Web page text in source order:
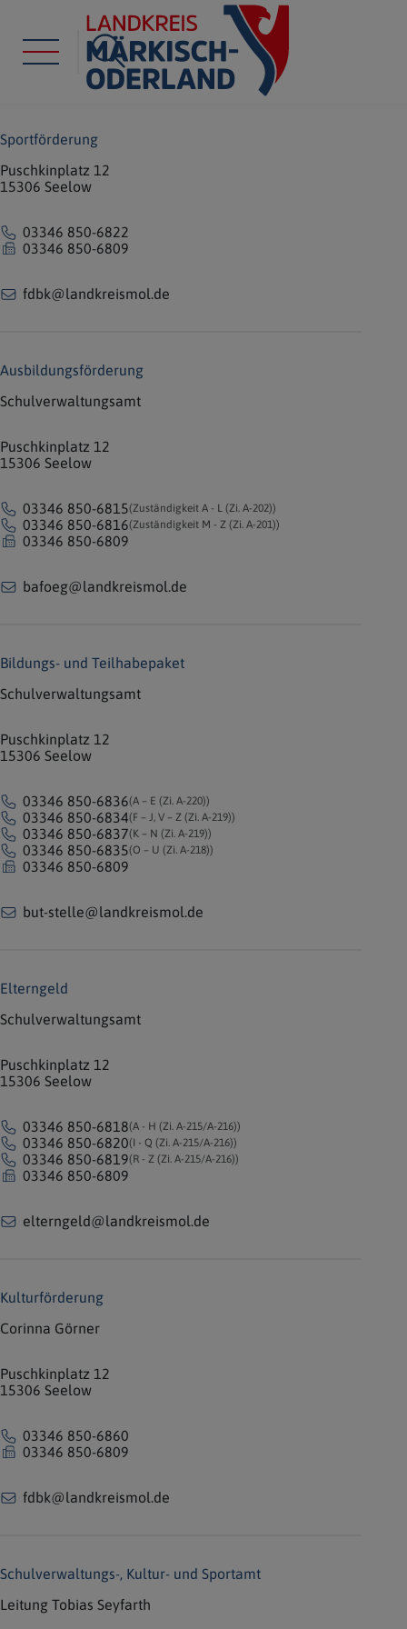
Sportförderung
Puschkinplatz 12
15306 Seelow
03346 850-6822
03346 850-6809
fdbk@landkreismol.de
Ausbildungsförderung
Schulverwaltungsamt
Puschkinplatz 12
15306 Seelow
03346 850-6815(Zuständigkeit A - L (Zi. A-202))
03346 850-6816(Zuständigkeit M - Z (Zi. A-201))
03346 850-6809
bafoeg@landkreismol.de
Bildungs- und Teilhabepaket
Schulverwaltungsamt
Puschkinplatz 12
15306 Seelow
03346 850-6836(A – E (Zi. A-220))
03346 850-6834(F – J, V – Z (Zi. A-219))
03346 850-6837(K – N (Zi. A-219))
03346 850-6835(O – U (Zi. A-218))
03346 850-6809
but-stelle@landkreismol.de
Elterngeld
Schulverwaltungsamt
Puschkinplatz 12
15306 Seelow
03346 850-6818(A - H (Zi. A-215/A-216))
03346 850-6820(I - Q (Zi. A-215/A-216))
03346 850-6819(R - Z (Zi. A-215/A-216))
03346 850-6809
elterngeld@landkreismol.de
Kulturförderung
Corinna Görner
Puschkinplatz 12
15306 Seelow
03346 850-6860
03346 850-6809
fdbk@landkreismol.de
Schulverwaltungs-, Kultur- und Sportamt
Leitung Tobias Seyfarth